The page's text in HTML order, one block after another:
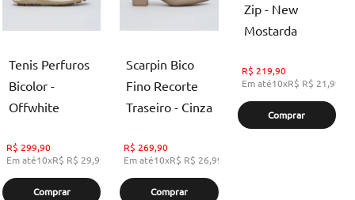
Tenis Perfuros
Bicolor -
Offwhite
R$ 299,90
Em até10xR$ R$ 29,99 sem juros
Comprar
Scarpin Bico
Fino Recorte
Traseiro - Cinza
R$ 269,90
Em até10xR$ R$ 26,99
Comprar
Zip - New
Mostarda
R$ 219,90
Em até10xR$ R$ 21,99
Comprar